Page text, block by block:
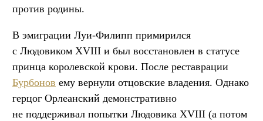
против родины.
В эмиграции Луи-Филипп примирился
с Людовиком XVIII и был восстановлен в статусе
принца королевской крови. После реставрации
Бурбонов ему вернули отцовские владения. Однако
герцог Орлеанский демонстративно
не поддерживал попытки Людовика XVIII (а потом